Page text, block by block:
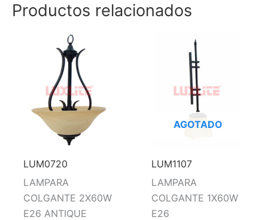
Productos relacionados
LUM0720
LAMPARA
COLGANTE 2X60W
E26 ANTIQUE
AGOTADO
LUM1107
LAMPARA
COLGANTE 1X60W
E26